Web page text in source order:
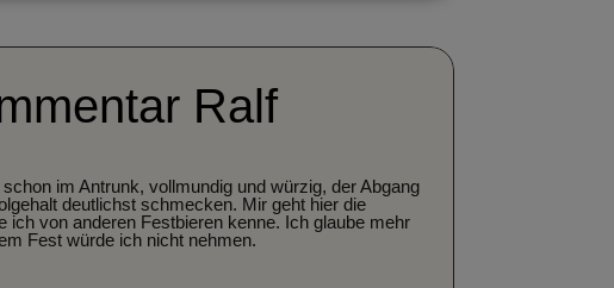
Ralf
im Antrunk, vollmundig und würzig, der Abgang
deutlichst schmecken. Mir geht hier die
ich von anderen Festbieren kenne. Ich glaube mehr
Fest würde ich nicht nehmen.